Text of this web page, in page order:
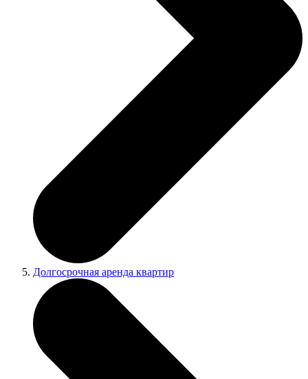
Долгосрочная аренда квартир